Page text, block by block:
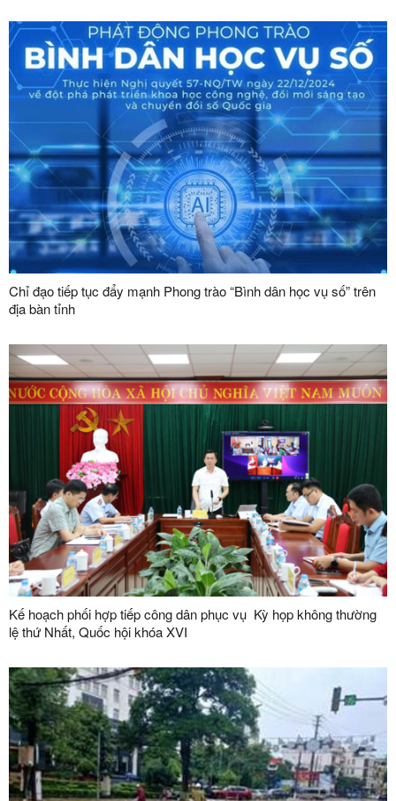
Chỉ đạo tiếp tục đẩy mạnh Phong trào “Bình dân học vụ số” trên
địa bàn tỉnh
Kế hoạch phối hợp tiếp công dân phục vụ Kỳ họp không thường
lệ thứ Nhất, Quốc hội khóa XVI